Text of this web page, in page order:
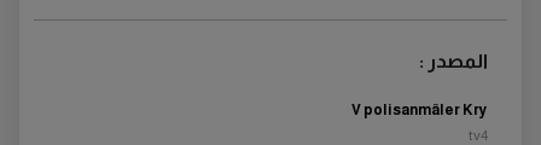
المصدر :
V polisanmäler Kry
tv4